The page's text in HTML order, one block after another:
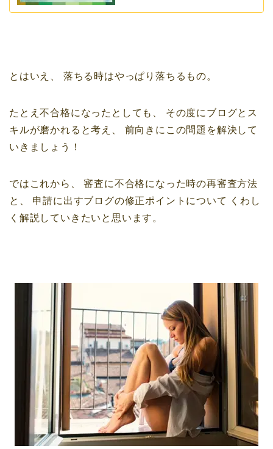
とはいえ、 落ちる時はやっぱり落ちるもの。
たとえ不合格になったとしても、
その度にブログとス
キルが磨かれると考え、
前向きにこの問題を解決して
いきましょう！
ではこれから、
審査に不合格になった時の再審査方法
と、
申請に出すブログの修正ポイントについて
くわし
く解説していきたいと思います。